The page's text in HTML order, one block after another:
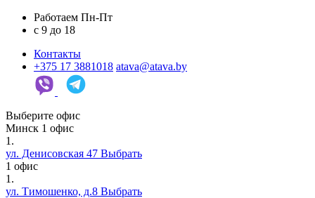
Работаем Пн-Пт
c 9 до 18
Контакты
+375 17 3881018 atava@atava.by
Выберите офис
Минск 1 офис
1.
ул. Денисовская 47 Выбрать
1 офис
1.
ул. Тимошенко, д.8 Выбрать